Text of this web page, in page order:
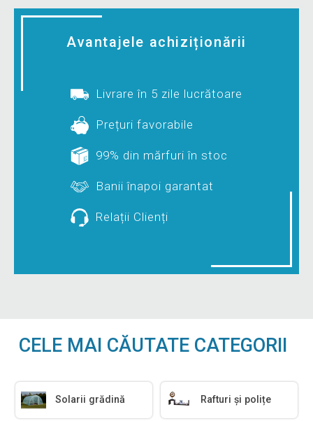
Avantajele achiziționării
Livrare în 5 zile lucrătoare
Prețuri favorabile
99% din mărfuri în stoc
Banii înapoi garantat
Relații Clienți
CELE MAI CĂUTATE CATEGORII
Solarii grădină Rafturi și polițe